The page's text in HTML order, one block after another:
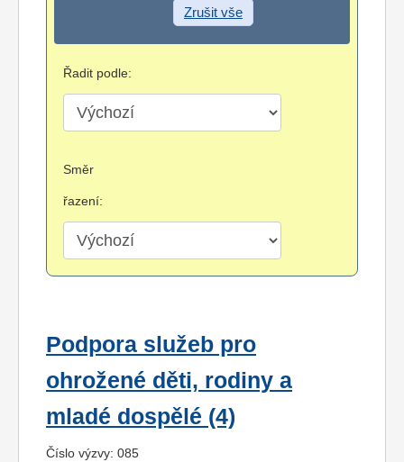
Zrušit vše
Řadit podle:
Směr
řazení:
Podpora služeb pro
ohrožené děti, rodiny a
mladé dospělé (4)
Číslo výzvy: 085